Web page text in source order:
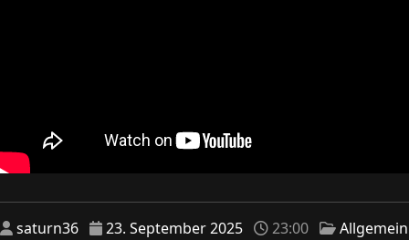
saturn36 23. September 2025 23:00
Allgemein